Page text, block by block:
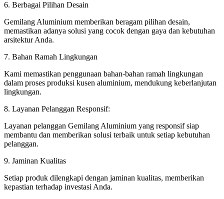
6. Berbagai Pilihan Desain
Gemilang Aluminium memberikan beragam pilihan desain,
memastikan adanya solusi yang cocok dengan gaya dan kebutuhan
arsitektur Anda.
7. Bahan Ramah Lingkungan
Kami memastikan penggunaan bahan-bahan ramah lingkungan
dalam proses produksi kusen aluminium, mendukung keberlanjutan
lingkungan.
8. Layanan Pelanggan Responsif:
Layanan pelanggan Gemilang Aluminium yang responsif siap
membantu dan memberikan solusi terbaik untuk setiap kebutuhan
pelanggan.
9. Jaminan Kualitas
Setiap produk dilengkapi dengan jaminan kualitas, memberikan
kepastian terhadap investasi Anda.